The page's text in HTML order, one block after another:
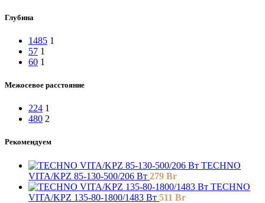
Глубина
1485 1
57 1
60 1
Межосевое расстояние
224 1
480 2
Рекомендуем
TECHNO
VITA/KPZ 85-130-500/206 Вт 279 Br
TECHNO
VITA/KPZ 135-80-1800/1483 Вт 511 Br